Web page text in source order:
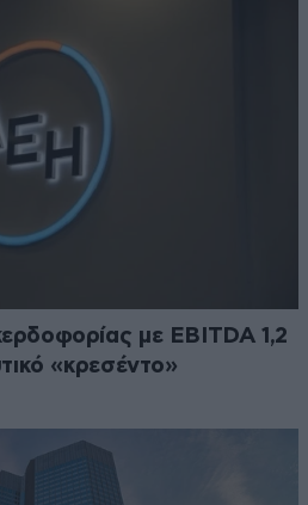
με EBITDA 1,2
«κρεσέντο»